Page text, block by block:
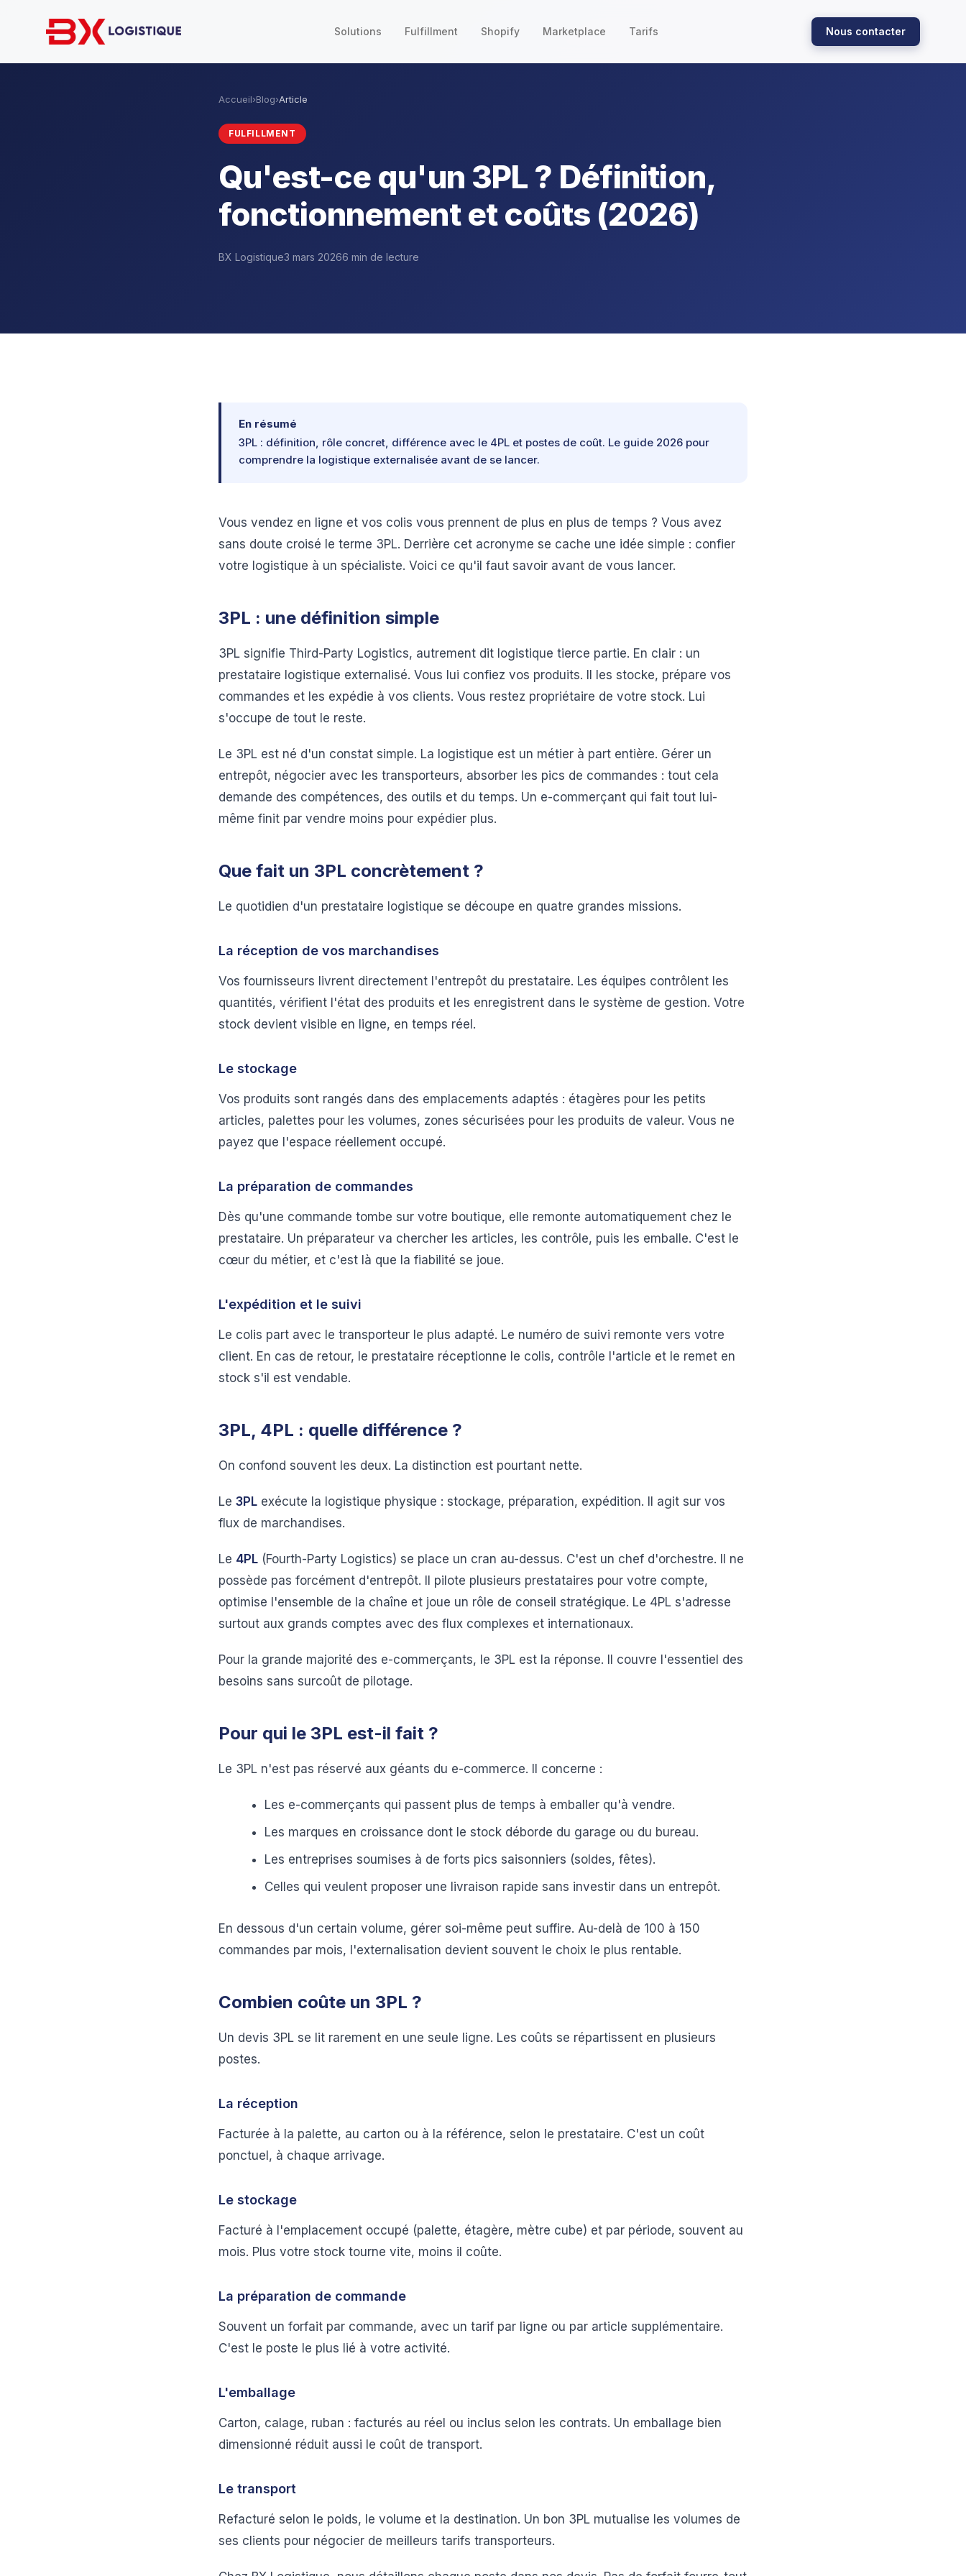
Solutions Fulfillment Shopify Marketplace Tarifs Nous contacter
Accueil›Blog›Article
FULFILLMENT
Qu'est-ce qu'un 3PL ? Définition,
fonctionnement et coûts (2026)
BX Logistique3 mars 20266 min de lecture
En résumé
3PL : définition, rôle concret, différence avec le 4PL et postes de coût. Le guide 2026 pour
comprendre la logistique externalisée avant de se lancer.
Vous vendez en ligne et vos colis vous prennent de plus en plus de temps ? Vous avez
sans doute croisé le terme 3PL. Derrière cet acronyme se cache une idée simple : confier
votre logistique à un spécialiste. Voici ce qu'il faut savoir avant de vous lancer.
3PL : une définition simple
3PL signifie Third-Party Logistics, autrement dit logistique tierce partie. En clair : un
prestataire logistique externalisé. Vous lui confiez vos produits. Il les stocke, prépare vos
commandes et les expédie à vos clients. Vous restez propriétaire de votre stock. Lui
s'occupe de tout le reste.
Le 3PL est né d'un constat simple. La logistique est un métier à part entière. Gérer un
entrepôt, négocier avec les transporteurs, absorber les pics de commandes : tout cela
demande des compétences, des outils et du temps. Un e-commerçant qui fait tout lui-
même finit par vendre moins pour expédier plus.
Que fait un 3PL concrètement ?
Le quotidien d'un prestataire logistique se découpe en quatre grandes missions.
La réception de vos marchandises
Vos fournisseurs livrent directement l'entrepôt du prestataire. Les équipes contrôlent les
quantités, vérifient l'état des produits et les enregistrent dans le système de gestion. Votre
stock devient visible en ligne, en temps réel.
Le stockage
Vos produits sont rangés dans des emplacements adaptés : étagères pour les petits
articles, palettes pour les volumes, zones sécurisées pour les produits de valeur. Vous ne
payez que l'espace réellement occupé.
La préparation de commandes
Dès qu'une commande tombe sur votre boutique, elle remonte automatiquement chez le
prestataire. Un préparateur va chercher les articles, les contrôle, puis les emballe. C'est le
cœur du métier, et c'est là que la fiabilité se joue.
L'expédition et le suivi
Le colis part avec le transporteur le plus adapté. Le numéro de suivi remonte vers votre
client. En cas de retour, le prestataire réceptionne le colis, contrôle l'article et le remet en
stock s'il est vendable.
3PL, 4PL : quelle différence ?
On confond souvent les deux. La distinction est pourtant nette.
Le 3PL exécute la logistique physique : stockage, préparation, expédition. Il agit sur vos
flux de marchandises.
Le 4PL (Fourth-Party Logistics) se place un cran au-dessus. C'est un chef d'orchestre. Il ne
possède pas forcément d'entrepôt. Il pilote plusieurs prestataires pour votre compte,
optimise l'ensemble de la chaîne et joue un rôle de conseil stratégique. Le 4PL s'adresse
surtout aux grands comptes avec des flux complexes et internationaux.
Pour la grande majorité des e-commerçants, le 3PL est la réponse. Il couvre l'essentiel des
besoins sans surcoût de pilotage.
Pour qui le 3PL est-il fait ?
Le 3PL n'est pas réservé aux géants du e-commerce. Il concerne :
Les e-commerçants qui passent plus de temps à emballer qu'à vendre.
Les marques en croissance dont le stock déborde du garage ou du bureau.
Les entreprises soumises à de forts pics saisonniers (soldes, fêtes).
Celles qui veulent proposer une livraison rapide sans investir dans un entrepôt.
En dessous d'un certain volume, gérer soi-même peut suffire. Au-delà de 100 à 150
commandes par mois, l'externalisation devient souvent le choix le plus rentable.
Combien coûte un 3PL ?
Un devis 3PL se lit rarement en une seule ligne. Les coûts se répartissent en plusieurs
postes.
La réception
Facturée à la palette, au carton ou à la référence, selon le prestataire. C'est un coût
ponctuel, à chaque arrivage.
Le stockage
Facturé à l'emplacement occupé (palette, étagère, mètre cube) et par période, souvent au
mois. Plus votre stock tourne vite, moins il coûte.
La préparation de commande
Souvent un forfait par commande, avec un tarif par ligne ou par article supplémentaire.
C'est le poste le plus lié à votre activité.
L'emballage
Carton, calage, ruban : facturés au réel ou inclus selon les contrats. Un emballage bien
dimensionné réduit aussi le coût de transport.
Le transport
Refacturé selon le poids, le volume et la destination. Un bon 3PL mutualise les volumes de
ses clients pour négocier de meilleurs tarifs transporteurs.